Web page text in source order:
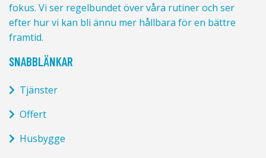
fokus. Vi ser regelbundet över våra rutiner och ser
efter hur vi kan bli ännu mer hållbara för en bättre
framtid.
SNABBLÄNKAR
Tjänster
Offert
Husbygge